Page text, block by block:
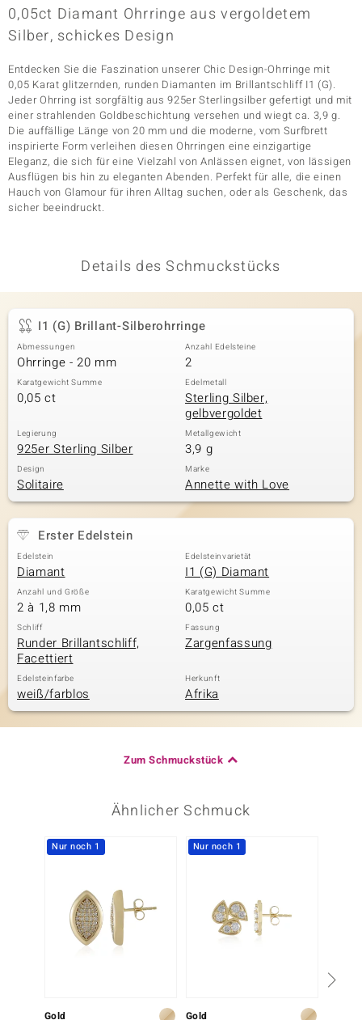
0,05ct Diamant Ohrringe aus vergoldetem
Silber, schickes Design
Entdecken Sie die Faszination unserer Chic Design-Ohrringe mit
0,05 Karat glitzernden, runden Diamanten im Brillantschliff I1 (G).
Jeder Ohrring ist sorgfältig aus 925er Sterlingsilber gefertigt und mit
einer strahlenden Goldbeschichtung versehen und wiegt ca. 3,9 g.
Die auffällige Länge von 20 mm und die moderne, vom Surfbrett
inspirierte Form verleihen diesen Ohrringen eine einzigartige
Eleganz, die sich für eine Vielzahl von Anlässen eignet, von lässigen
Ausflügen bis hin zu eleganten Abenden. Perfekt für alle, die einen
Hauch von Glamour für ihren Alltag suchen, oder als Geschenk, das
sicher beeindruckt.
Details des Schmuckstücks
I1 (G) Brillant-Silberohrringe
Abmessungen
Ohrringe - 20 mm
Anzahl Edelsteine
2
Karatgewicht Summe
0,05 ct
Edelmetall
Sterling Silber,
gelbvergoldet
Legierung
925er Sterling Silber
Metallgewicht
3,9 g
Design
Solitaire
Marke
Annette with Love
Erster Edelstein
Edelstein
Diamant
Edelsteinvarietät
I1 (G) Diamant
Anzahl und Größe
2 à 1,8 mm
Karatgewicht Summe
0,05 ct
Schliff
Runder Brillantschliff,
Facettiert
Fassung
Zargenfassung
Edelsteinfarbe
weiß/farblos
Herkunft
Afrika
Zum Schmuckstück
Ähnlicher Schmuck
Nur noch 1
Gold
Nur noch 1
Gold